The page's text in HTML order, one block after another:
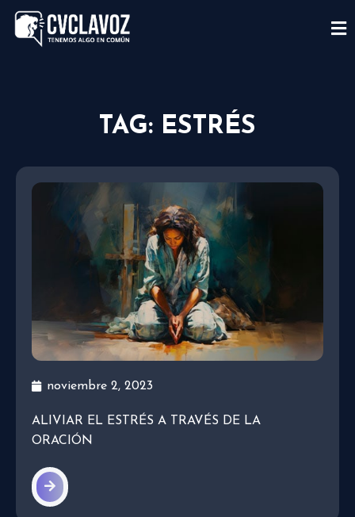
TAG: ESTRÉS
noviembre 2, 2023
ALIVIAR EL ESTRÉS A TRAVÉS DE LA
ORACIÓN